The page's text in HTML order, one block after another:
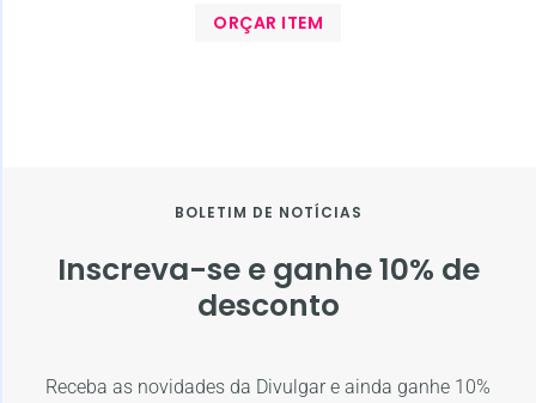
ORÇAR ITEM
BOLETIM DE NOTÍCIAS
Inscreva-se e ganhe 10% de
desconto
Receba as novidades da Divulgar e ainda ganhe 10%